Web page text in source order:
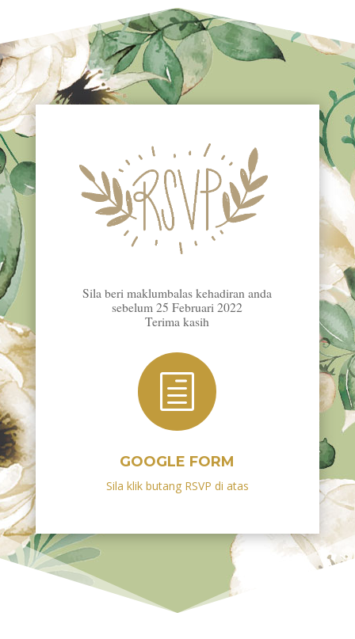
Sila beri maklumbalas kehadiran anda
sebelum 25 Februari 2022
Terima kasih
h
GOOGLE FORM
Sila klik butang RSVP di atas